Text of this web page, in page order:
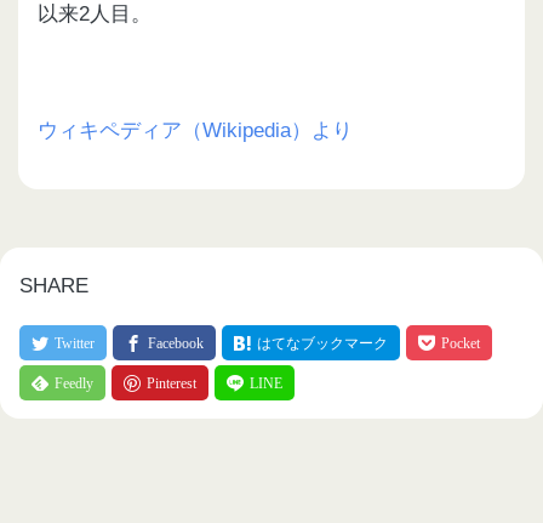
以来2人目 。
ウィキペディア（Wikipedia）より
SHARE